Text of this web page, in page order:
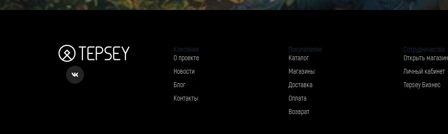
Компания
О проекте
Новости
Блог
Контакты
Покупателям
Каталог
Магазины
Доставка
Оплата
Возврат
Сотрудничество
Открыть магазин
Личный кабинет
Tepsey Бизнес